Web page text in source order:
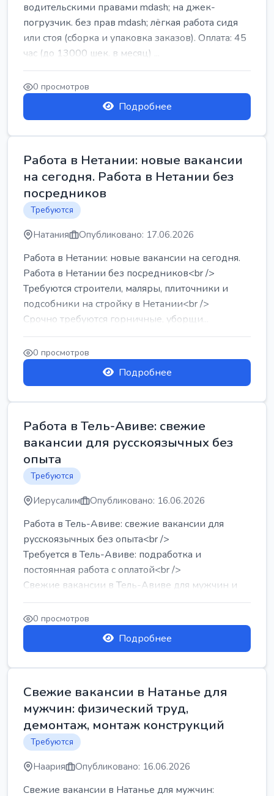
водительскими правами mdash; на джек-
погрузчик. без прав mdash; лёгкая работа сидя
или стоя (сборка и упаковка заказов). Оплата: 45
час (до 13000 шек. в месяц) ...
0 просмотров
Подробнее
Работа в Нетании: новые вакансии
на сегодня. Работа в Нетании без
посредников
Требуются
Натания Опубликовано: 17.06.2026
Работа в Нетании: новые вакансии на сегодня.
Работа в Нетании без посредников<br />
Требуются строители, маляры, плиточники и
подсобники на стройку в Нетании<br />
Срочно требуются горничные, уборщи...
0 просмотров
Подробнее
Работа в Тель-Авиве: свежие
вакансии для русскоязычных без
опыта
Требуются
Иерусалим Опубликовано: 16.06.2026
Работа в Тель-Авиве: свежие вакансии для
русскоязычных без опыта<br />
Требуется в Тель-Авиве: подработка и
постоянная работа с оплатой<br />
Свежие вакансии в Тель-Авиве для мужчин и
женщин от хозя...
0 просмотров
Подробнее
Свежие вакансии в Натанье для
мужчин: физический труд,
демонтаж, монтаж конструкций
Требуются
Наария Опубликовано: 16.06.2026
Свежие вакансии в Натанье для мужчин: